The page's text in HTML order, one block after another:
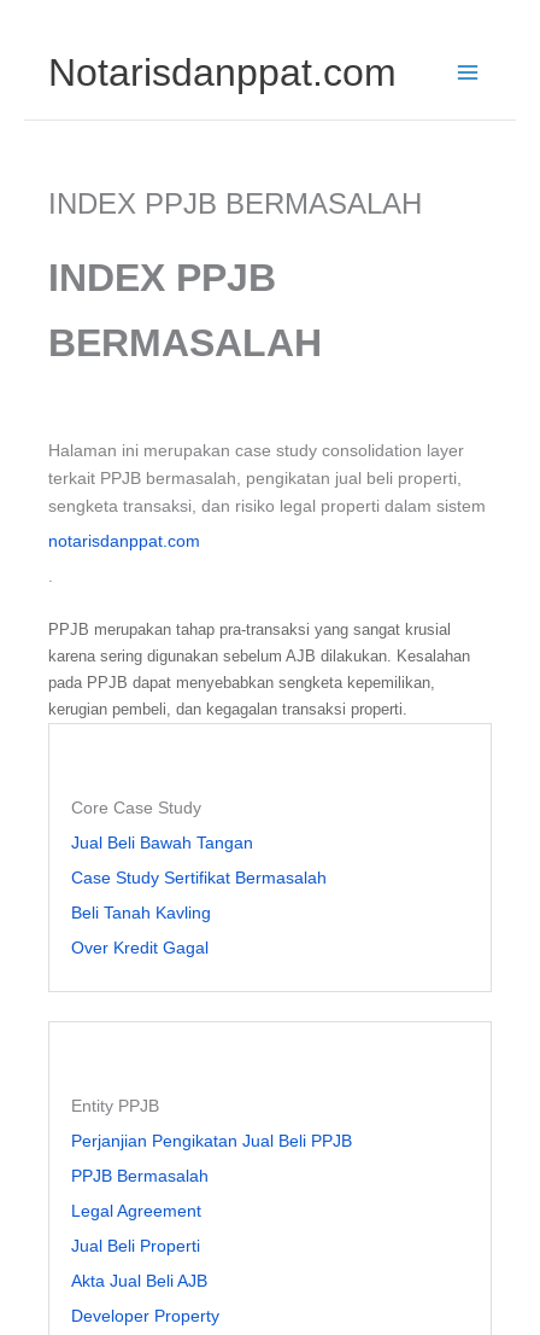
Notarisdanppat.com
INDEX PPJB BERMASALAH
INDEX PPJB
BERMASALAH
Halaman ini merupakan case study consolidation layer
terkait PPJB bermasalah, pengikatan jual beli properti,
sengketa transaksi, dan risiko legal properti dalam sistem
notarisdanppat.com
.
PPJB merupakan tahap pra-transaksi yang sangat krusial
karena sering digunakan sebelum AJB dilakukan. Kesalahan
pada PPJB dapat menyebabkan sengketa kepemilikan,
kerugian pembeli, dan kegagalan transaksi properti.
Core Case Study
Jual Beli Bawah Tangan
Case Study Sertifikat Bermasalah
Beli Tanah Kavling
Over Kredit Gagal
Entity PPJB
Perjanjian Pengikatan Jual Beli PPJB
PPJB Bermasalah
Legal Agreement
Jual Beli Properti
Akta Jual Beli AJB
Developer Property